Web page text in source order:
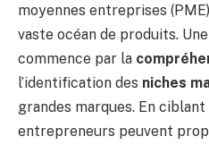
moyennes entreprises
vaste océan de produits.
commence par la
l’identification des niches
grandes marques. En
entrepreneurs peuvent